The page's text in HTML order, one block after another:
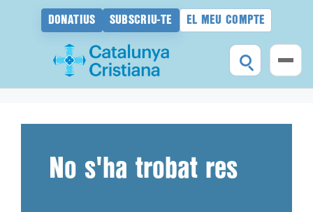
DONATIUS SUBSCRIU-TE EL MEU COMPTE
No s'ha trobat res